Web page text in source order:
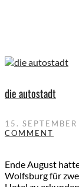
die autostadt
15.
COMMENT
Ende August
Wolfsburg für